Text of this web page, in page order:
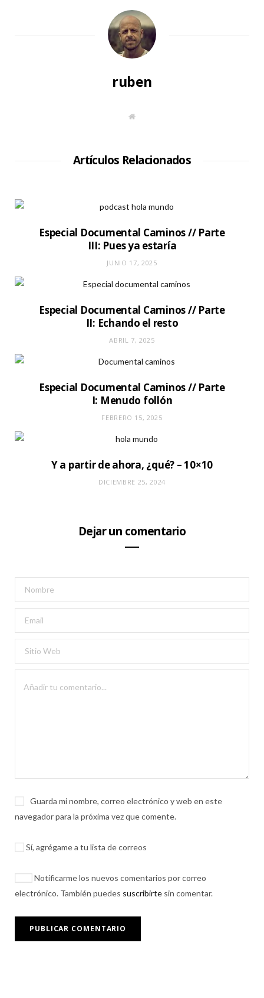
ruben
S
W
Artículos Relacionados
Especial Documental Caminos // Parte
III: Pues ya estaría
JUNIO 17, 2025
Especial Documental Caminos // Parte
II: Echando el resto
ABRIL 7, 2025
Especial Documental Caminos // Parte
I: Menudo follón
FEBRERO 15, 2025
Y a partir de ahora, ¿qué? – 10×10
DICIEMBRE 25, 2024
Dejar un comentario
Guarda mi nombre, correo electrónico y web en este
navegador para la próxima vez que comente.
Sí, agrégame a tu lista de correos
Notificarme los nuevos comentarios por correo
electrónico. También puedes suscribirte sin comentar.